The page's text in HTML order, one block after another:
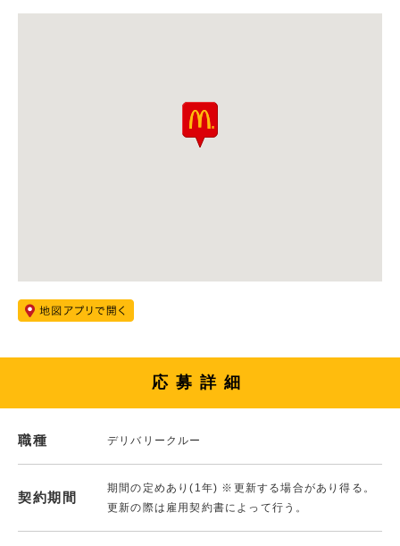
応募詳細
職種 デリバリークルー
契約期間
期間の定めあり(1年) ※更新する場合があり得る。
更新の際は雇用契約書によって行う。